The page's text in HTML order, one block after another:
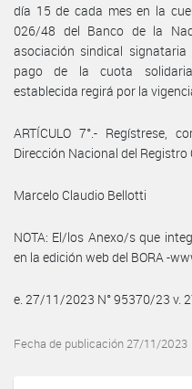
día 15 de cada mes en la
026/48 del Banco de la
asociación sindical
pago de la cuota
establecida regirá por la
ARTÍCULO 7°.- Regístrese,
Dirección Nacional del Registro
Marcelo Claudio Bellotti
NOTA: El/los Anexo/s que
en la edición web del BORA -
e. 27/11/2023 N° 95370/23 v.
Fecha de publicación 27/11/2023